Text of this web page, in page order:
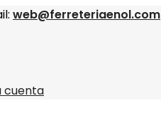
web@ferreteriaenol.com
cuenta